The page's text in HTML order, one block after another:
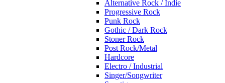
Alternative Rock / Indie
Progressive Rock
Punk Rock
Gothic / Dark Rock
Stoner Rock
Post Rock/Metal
Hardcore
Electro / Industrial
Singer/Songwriter